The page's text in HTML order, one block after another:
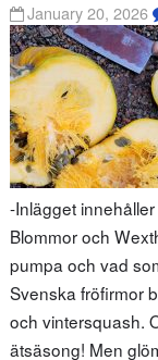
January 20, 2026
-Inlägget
Blommor och
pumpa och vad
Svenska fröfirmor
och vintersquash.
ätsäsong! Men